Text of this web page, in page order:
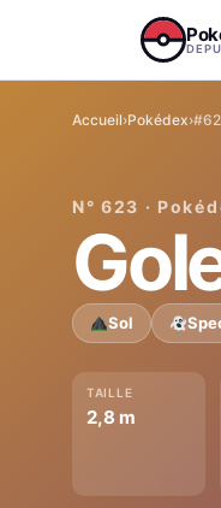
Accueil›Pokédex›
N° 623 ·
Sol
TAILLE
2,8 m